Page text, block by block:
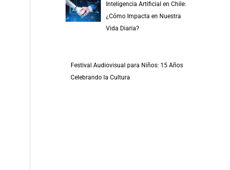
Inteligencia Artificial en Chile:
¿Cómo Impacta en Nuestra
Vida Diaria?
Festival Audiovisual para Niños: 15 Años
Celebrando la Cultura